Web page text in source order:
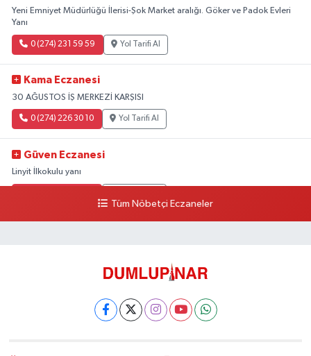
Yeni Emniyet Müdürlüğü İlerisi-Şok Market aralığı. Göker ve Padok Evleri
Yanı
0 (274) 231 59 59 Yol Tarifi Al
Kama Eczanesi
30 AĞUSTOS İŞ MERKEZİ KARŞISI
0 (274) 226 30 10 Yol Tarifi Al
Güven Eczanesi
Linyit İlkokulu yanı
Tüm Nöbetçi Eczaneler